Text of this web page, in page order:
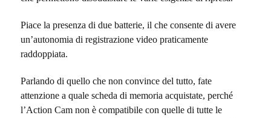
Piace la presenza di due batterie, il che consente di avere
un’autonomia di registrazione video praticamente
raddoppiata.
Parlando di quello che non convince del tutto, fate
attenzione a quale scheda di memoria acquistate, perché
l’Action Cam non è compatibile con quelle di tutte le